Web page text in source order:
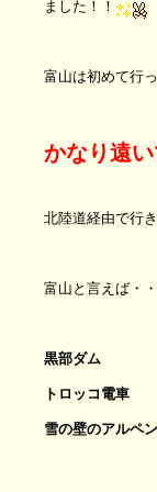
ました！！
富山は初めて行
かなり遠
北陸道経由で行
富山と言えば・・
黒部ダム
トロッコ電車
雪の壁のアルペ